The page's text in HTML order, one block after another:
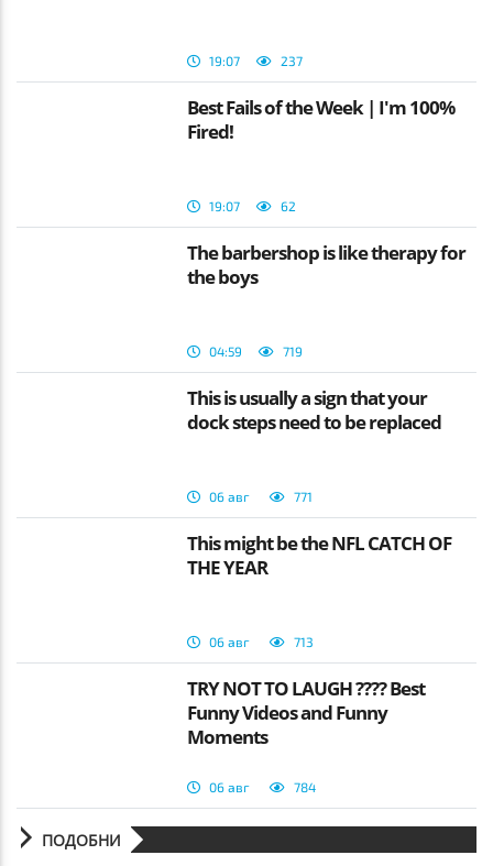
19:07 237
Best Fails of the Week | I'm 100%
Fired!
19:07 62
The barbershop is like therapy for
the boys
04:59 719
This is usually a sign that your
dock steps need to be replaced
06 авг 771
This might be the NFL CATCH OF
THE YEAR
06 авг 713
TRY NOT TO LAUGH ???? Best
Funny Videos and Funny
Moments
06 авг 784
ПОДОБНИ